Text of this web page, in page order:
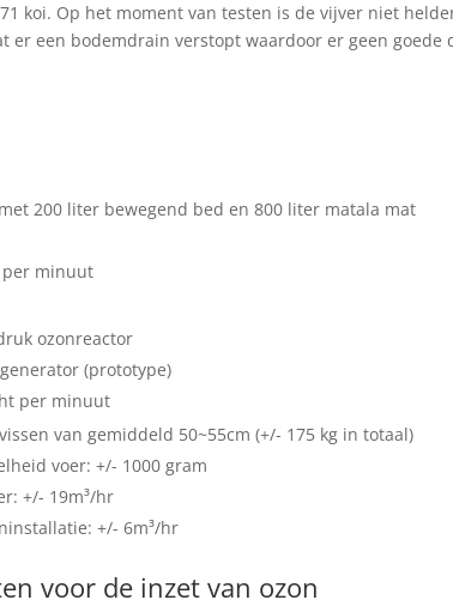
koi. Op het moment van testen is de vijver niet
er een bodemdrain verstopt waardoor er geen
200 liter bewegend bed en 800 liter matala mat
minuut
ozonreactor
(prototype)
per minuut
van gemiddeld 50~55cm (+/- 175 kg in totaal)
voer: +/- 1000 gram
+/- 19m³/hr
+/- 6m³/hr
voor de inzet van ozon